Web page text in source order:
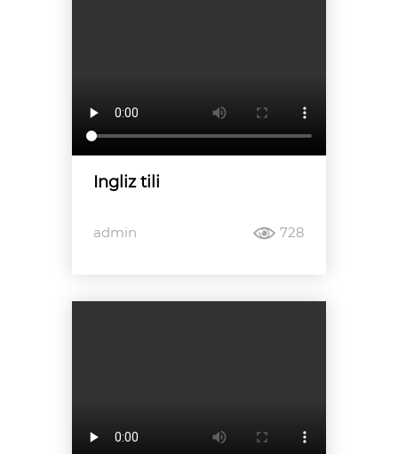
Ingliz tili
admin 728